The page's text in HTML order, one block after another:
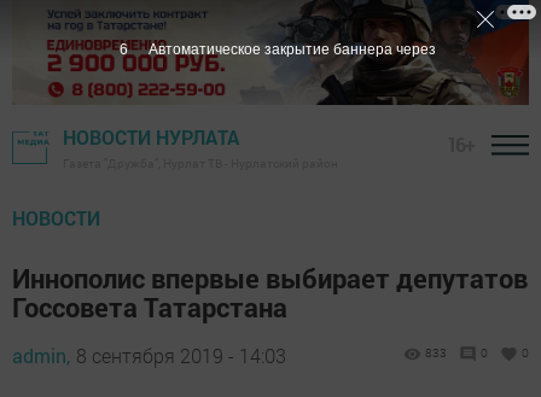
НОВОСТИ НУРЛАТА
НОВОСТИ
Иннополис впервые выбирает депутатов
Госсовета Татарстана
admin, 8 сентября 2019 - 14:03 833 0 0
5 Автоматическое закрытие баннера через